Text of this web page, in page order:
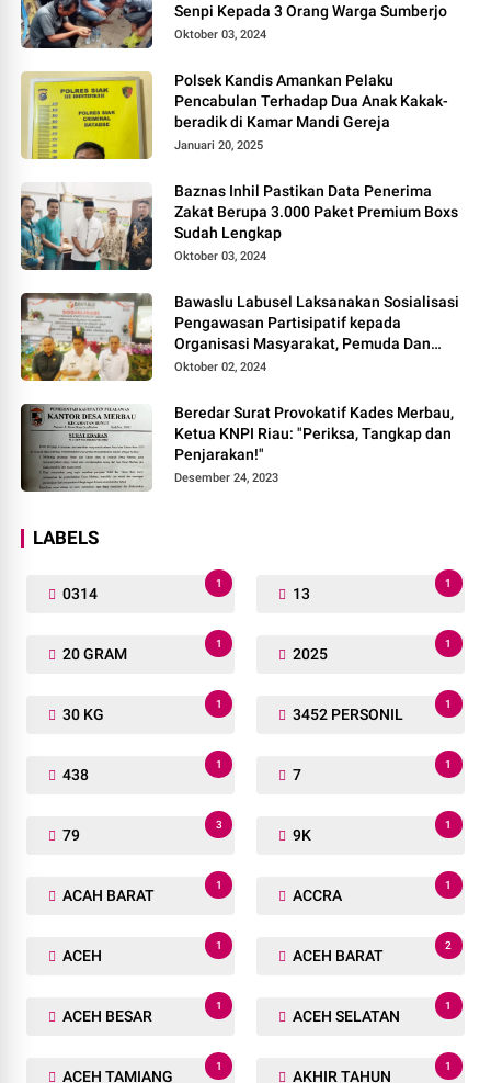
Senpi Kepada 3 Orang Warga Sumberjo
Oktober 03, 2024
Polsek Kandis Amankan Pelaku
Pencabulan Terhadap Dua Anak Kakak-
beradik di Kamar Mandi Gereja
Januari 20, 2025
Baznas Inhil Pastikan Data Penerima
Zakat Berupa 3.000 Paket Premium Boxs
Sudah Lengkap
Oktober 03, 2024
Bawaslu Labusel Laksanakan Sosialisasi
Pengawasan Partisipatif kepada
Organisasi Masyarakat, Pemuda Dan
Agama Pada pilkada Serentak 2024
Oktober 02, 2024
Beredar Surat Provokatif Kades Merbau,
Ketua KNPI Riau: "Periksa, Tangkap dan
Penjarakan!"
Desember 24, 2023
LABELS
0314
1
13
1
20 GRAM
1
2025
1
30 KG
1
3452 PERSONIL
1
438
1
7
1
79
3
9K
1
ACAH BARAT
1
ACCRA
1
ACEH
1
ACEH BARAT
2
ACEH BESAR
1
ACEH SELATAN
1
ACEH TAMIANG
1
AKHIR TAHUN
1